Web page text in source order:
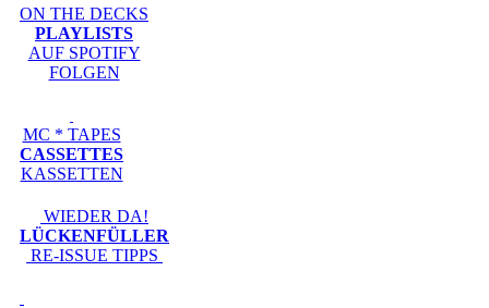
ON THE DECKS
PLAYLISTS
AUF SPOTIFY
FOLGEN
MC * TAPES
CASSETTES
KASSETTEN
WIEDER DA!
LÜCKENFÜLLER
RE-ISSUE TIPPS